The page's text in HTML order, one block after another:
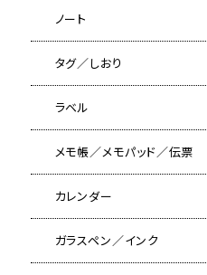
ノート
タグ／しおり
ラベル
メモ帳／メモパッド／伝票
カレンダー
ガラスペン／インク